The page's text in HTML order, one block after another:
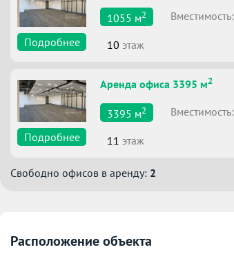
Подробнее
1055 м2 Вместимоcть:
10 этаж
Подробнее
Аренда офиса 3395 м2
3395 м2 Вместимоcть:
11 этаж
Свободно офисов в аренду: 2
Расположение объекта